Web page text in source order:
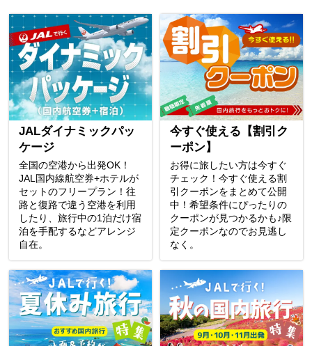
JALダイナミックパッ
ケージ
全国の空港から出発OK！
JAL国内線航空券+ホテルが
セットのフリープラン！往
路と復路で違う空港を利用
したり、旅行中の1泊だけ宿
泊を手配するなどアレンジ
自在。
今すぐ使える【割引ク
ーポン】
お得に旅したい方は今すぐ
チェック！今すぐ使える割
引クーポンをまとめて公開
中！希望条件にぴったりの
クーポンが見つかるかも♪限
定クーポンなのでお見逃し
なく。